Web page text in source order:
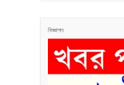
বিজ্ঞাপন